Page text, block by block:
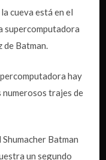
cueva está en el
supercomputadora
de Batman.
hay
numerosos trajes de
Batman
un segundo